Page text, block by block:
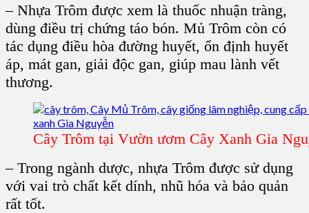
– Nhựa Trôm được xem là thuốc nhuận tràng,
dùng điều trị chứng táo bón. Mủ Trôm còn có
tác dụng điều hòa đường huyết, ổn định huyết
áp, mát gan, giải độc gan, giúp mau lành vết
thương.
Cây Trôm tại Vườn ươm Cây Xanh Gia
– Trong ngành dược, nhựa Trôm được sử dụng
với vai trò chất kết dính, nhũ hóa và bảo quản
rất tốt.